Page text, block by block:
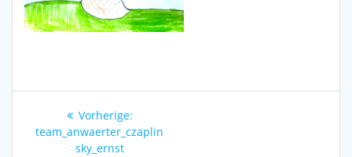
Beitragsnavigation
Vorherige:Vorheriger
Beitrag:
team_anwaerter_czaplin
sky_ernst